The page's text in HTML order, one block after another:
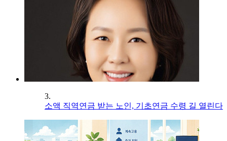
3.
소액 직역연금 받는 노인, 기초연금 수령 길 열린다